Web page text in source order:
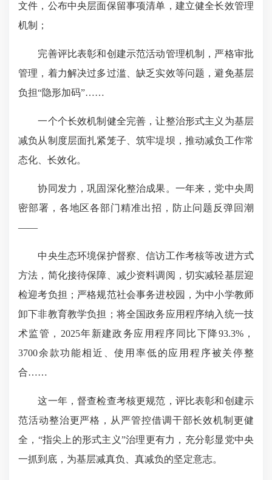
文件，公布中央层面保留事项清单，建立健全长效管理
机制；
完善评比表彰和创建示范活动管理机制，严格审批
管理，着力解决过多过滥、缺乏实效等问题，避免基层
负担“隐形加码”……
一个个长效机制健全完善，让整治形式主义为基层
减负从制度层面扎紧笼子、筑牢堤坝，推动减负工作常
态化、长效化。
协同发力，巩固深化整治成果。一年来，党中央周
密部署，各地区各部门精准出招，防止问题反弹回潮
——
中央生态环境保护督察、信访工作考核等改进方式
方法，简化接待保障、减少资料调阅，切实减轻基层迎
检迎考负担；严格规范社会事务进校园，为中小学教师
卸下非教育教学负担；将全国政务应用程序纳入统一技
术监管，2025年新建政务应用程序同比下降93.3%，
3700余款功能相近、使用率低的应用程序被关停整
合……
这一年，督查检查考核更规范，评比表彰和创建示
范活动整治更严格，从严管控借调干部长效机制更健
全，“指尖上的形式主义”治理更有力，充分彰显党中央
一抓到底，为基层减真负、真减负的坚定意志。